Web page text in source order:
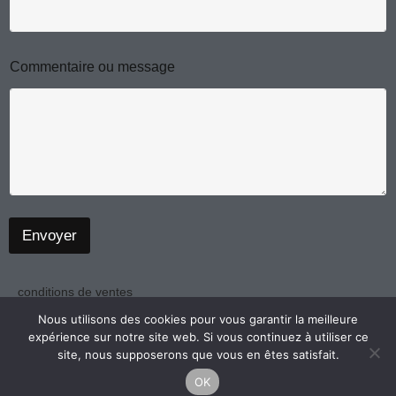
E
m
a
i
Commentaire ou message
Envoyer
conditions de ventes
politique de confidentialité
mentions légales
Nous utilisons des cookies pour vous garantir la meilleure
expérience sur notre site web. Si vous continuez à utiliser ce
site, nous supposerons que vous en êtes satisfait.
OK